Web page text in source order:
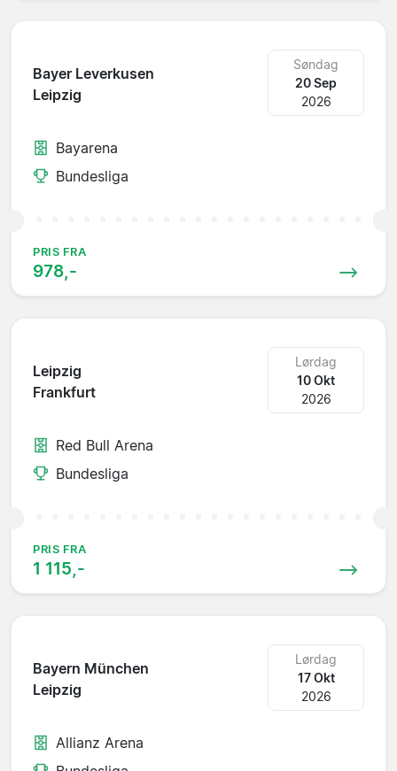
Bayer Leverkusen
Leipzig
Søndag
20 Sep
2026
Bayarena
Bundesliga
PRIS FRA
978,-
Leipzig
Frankfurt
Lørdag
10 Okt
2026
Red Bull Arena
Bundesliga
PRIS FRA
1 115,-
Bayern München
Leipzig
Lørdag
17 Okt
2026
Allianz Arena